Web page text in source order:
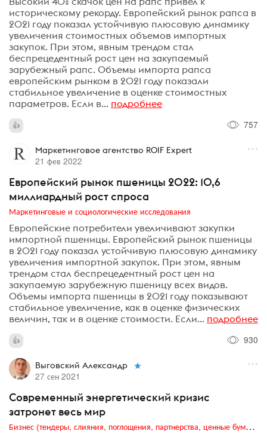
историческому рекорду. Европейский рынок рапса в
2021 году показал устойчивую плюсовую динамику
увеличения стоимостных объемов импортных
закупок. При этом, явным трендом стал
беспрецедентный рост цен на закупаемый
зарубежный рапс. Объемы импорта рапса
европейским рынком в 2021 году показали
стабильное увеличение в оценке стоимостных
параметров. Если в... подробнее
757
Маркетинговое агентство ROIF Expert
21 фев 2022
Европейский рынок пшеницы 2022: 10,6
миллиардный рост спроса
Маркетинговые и социологические исследования
Европейские потребители увеличивают закупки
импортной пшеницы. Европейский рынок пшеницы
в 2021 году показал устойчивую плюсовую динамику
увеличения импортной закупок. При этом, явным
трендом стал беспрецедентный рост цен на
закупаемую зарубежную пшеницу всех видов.
Объемы импорта пшеницы в 2021 году показывают
стабильное увеличение, как в оценке физических
величин, так и в оценке стоимости. Если... подробнее
930
Выговский Александр
27 сен 2021
Современный энергетический кризис
затронет весь мир
Бизнес (тендеры, слияния, поглощения, партнерства, ценные бумаги, акционеры, финансы и отчетность)